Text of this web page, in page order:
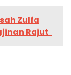
Zulfa
Rajut